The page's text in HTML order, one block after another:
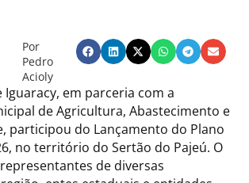
Por
Pedro
Acioly
Iguaracy, em parceria com a
de Agricultura, Abastecimento e
participou do Lançamento do Plano
no território do Sertão do Pajeú. O
de diversas